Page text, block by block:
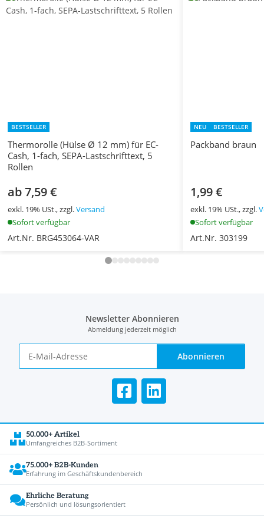
BESTSELLER
Thermorolle (Hülse Ø 12 mm) für EC-
Cash, 1-fach, SEPA-Lastschrifttext, 5
Rollen
ab 7,59 €
exkl. 19% USt., zzgl.Versand
Sofort verfügbar
Art.Nr. BRG453064-VAR
NEU BESTSELLER
Packband braun
1,99 €
exkl. 19% USt., zzgl.
Sofort verfügbar
Art.Nr. 303199
Newsletter Abonnieren
Abmeldung jederzeit möglich
Abonnieren
50.000+ Artikel
Umfangreiches B2B-Sortiment
75.000+ B2B-Kunden
Erfahrung im Geschäftskundenbereich
Ehrliche Beratung
Persönlich und lösungsorientiert